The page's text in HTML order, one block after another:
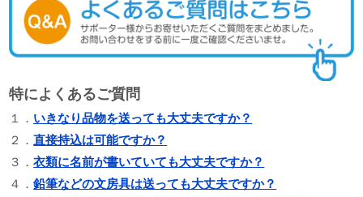
特によくあるご質問
１． いきなり品物を送っても大丈夫ですか？
２．直接持込は可能ですか？
３．衣類に名前が書いていても大丈夫ですか？
４．鉛筆などの文房具は送っても大丈夫ですか？